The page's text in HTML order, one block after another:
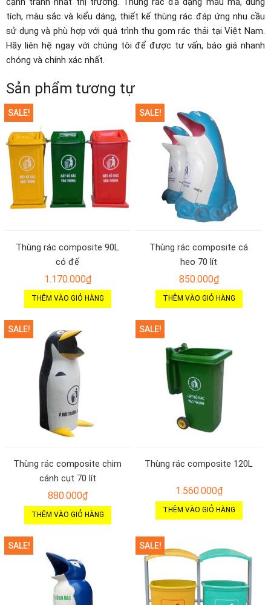
tích, màu sắc và kiểu dáng, thiết kế thùng rác đáp ứng nhu cầu
sử dụng và phù hợp với quá trình thu gom rác thải tại Việt Nam.
Hãy liên hệ ngay với chúng tôi để được tư vấn, báo giá nhanh
chóng và chính xác nhất.
Sản phẩm tương tự
SALE!
Thùng rác composite 90L
có đế
1.170.000₫
THÊM VÀO GIỎ HÀNG
SALE!
Thùng rác composite cá
heo 70 lít
850.000₫
THÊM VÀO GIỎ HÀNG
SALE!
Thùng rác composite chim
cánh cụt 70 lít
880.000₫
THÊM VÀO GIỎ HÀNG
SALE!
Thùng rác composite 120L
1.560.000₫
THÊM VÀO GIỎ HÀNG
SALE! SALE!